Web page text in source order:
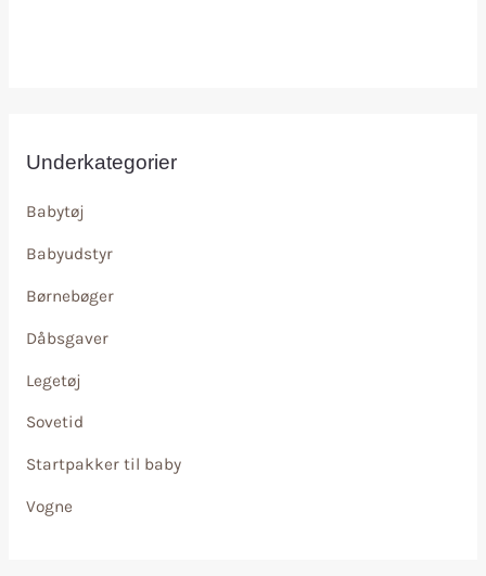
Underkategorier
Babytøj
Babyudstyr
Børnebøger
Dåbsgaver
Legetøj
Sovetid
Startpakker til baby
Vogne